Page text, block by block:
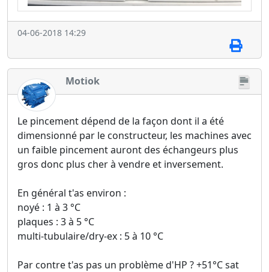
04-06-2018 14:29
Motiok
Le pincement dépend de la façon dont il a été
dimensionné par le constructeur, les machines avec
un faible pincement auront des échangeurs plus
gros donc plus cher à vendre et inversement.
En général t'as environ :
noyé : 1 à 3 °C
plaques : 3 à 5 °C
multi-tubulaire/dry-ex : 5 à 10 °C
Par contre t'as pas un problème d'HP ? +51°C sat